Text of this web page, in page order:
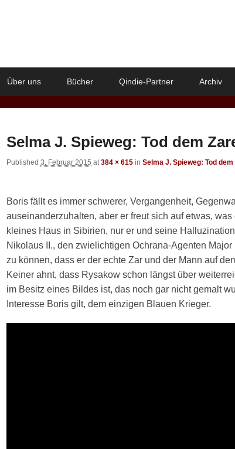
Über uns Bücher Qindie-Partner Archiv
Selma J. Spieweg: Tod dem
Published 3. Februar 2015 at 384 × 615 in Selma J. Spieweg: Tod
Boris fällt es immer schwerer, Vergangenheit,
auseinanderzuhalten, aber er freut sich auf etwas,
kleines Haus in Sibirien, nur er und seine
Nikolaus II., den zwielichtigen Ochrana-Agenten
zu können, dass er der echte Zar und der Mann auf
Keiner ahnt, dass Rysakow schon längst über
im Besitz eines Bildes ist, das noch gar nicht gemalt
Interesse Boris gilt, dem einzigen Blauen Krieger.